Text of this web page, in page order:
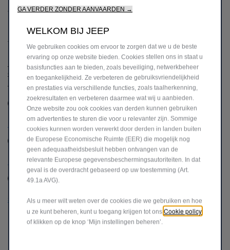
* Verplicht veld
TOESTEMMING
Door de bovenstaande informatie te versturen, bevestig ik dat ik het
Privacy Beleid heb gelezen en begrepen en toestemming geef voor
de verwerking van mijn informatie zoals hierin beschreven en zoals
hieronder aangegeven.
Ik geef geen toestemming
Ik geef toestemming Ik geef geen toestemming
Krijg betere deals!
Ik geef toestemming
Sluit je aan bij onze partners!
GA VERDER ZONDER AANVAARDEN →
WELKOM BIJ JEEP
We gebruiken cookies om ervoor te zorgen dat we u de beste
ervaring op onze website bieden. Cookies stellen ons in staat u
basisfuncties aan te bieden, zoals beveiliging, netwerkbeheer
en toegankelijkheid. Ze verbeteren de gebruiksvriendelijkheid
en prestaties via verschillende functies, zoals taalherkenning,
zoekresultaten en verbeteren daarmee wat wij u aanbieden.
Onze website zou ook cookies van derden kunnen gebruiken
om advertenties te sturen die voor u relevanter zijn. Sommige
cookies kunnen worden verwerkt door derden in landen buiten
de Europese Economische Ruimte (EER) die mogelijk nog
geen adequaatheidsbesluit hebben ontvangen van de
relevante Europese gegevensbeschermingsautoriteiten. In dat
geval is de overdracht gebaseerd op uw toestemming (Art.
49.1a AVG).
Als u meer wilt weten over de cookies die we gebruiken en hoe
u ze kunt beheren, kunt u toegang krijgen tot ons Cookie policy
of klikken op de knop ‘Mijn instellingen beheren’.